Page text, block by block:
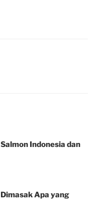
Indonesia dan
Apa yang